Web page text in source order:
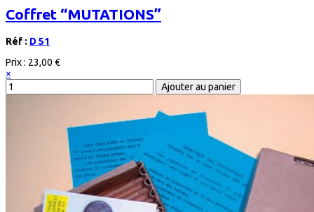
Coffret “MUTATIONS”
Réf : D 51
Prix : 23,00 €
×